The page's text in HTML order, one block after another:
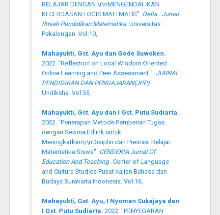
BELAJAR DENGAN \r\nMENGENDALIKAN
KECERDASAN LOGIS MATEMATIS". Delta : Jurnal
Ilmiah Pendidikan Matematika. Universitas
Pekalongan. Vol.10,
Mahayukti, Gst. Ayu dan Gede Suweken.
2022. "Reflection on Local Wisdom Oriented
Online Learning and Peer Assessment ". JURNAL
PENDIDIKAN DAN PENGAJARAN(JPP) .
Undiksha. Vol.55,
Mahayukti, Gst. Ayu dan I Gst. Putu Sudiarta.
2022. "Penerapan Metode Pemberian Tugas
dengan Sevima Edlink untuk
Meningkatkan\r\nDisiplin dan Prestasi Belajar
Matematika Siswa". CENDEKIA Jurnal Of
Education And Teaching . Center of Language
and Cultura Studies Pusat kajian Bahasa dan
Budaya Surakarta Indonesia. Vol.16,
Mahayukti, Gst. Ayu, I Nyoman Sukajaya dan
I Gst. Putu Sudiarta. 2022. "PENYEGARAN